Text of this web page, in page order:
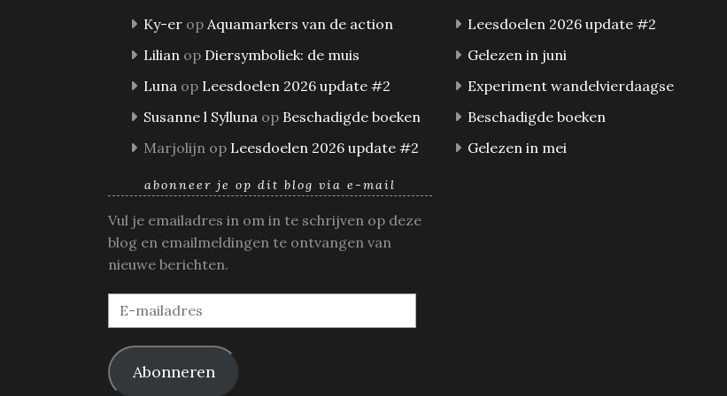
Ky-er op Aquamarkers van de action
Lilian op Diersymboliek: de muis
Luna op Leesdoelen 2026 update #2
Susanne l Sylluna op Beschadigde boeken
Marjolijn op Leesdoelen 2026 update #2
Leesdoelen 2026 update #2
Gelezen in juni
Experiment wandelvierdaagse
Beschadigde boeken
Gelezen in mei
abonneer je op dit blog via e-mail
Vul je emailadres in om in te schrijven op deze
blog en emailmeldingen te ontvangen van
nieuwe berichten.
E-
mailadres
Abonneren